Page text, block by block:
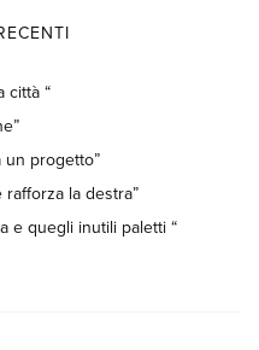
città “
un progetto”
rafforza la destra”
e quegli inutili paletti “